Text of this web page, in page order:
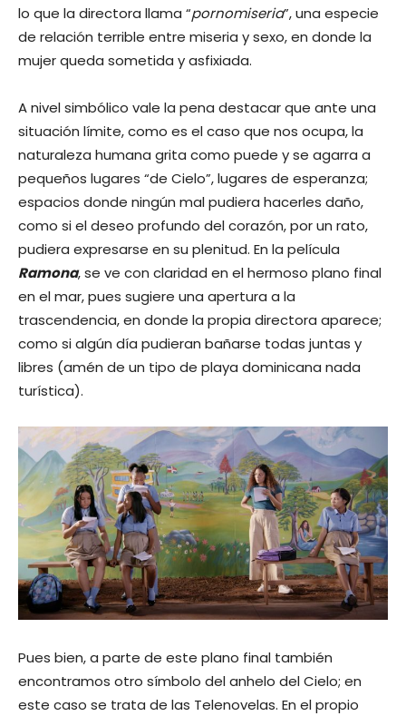
lo que la directora llama “pornomiseria”, una especie
de relación terrible entre miseria y sexo, en donde la
mujer queda sometida y asfixiada.
A nivel simbólico vale la pena destacar que ante una
situación límite, como es el caso que nos ocupa, la
naturaleza humana grita como puede y se agarra a
pequeños lugares “de Cielo”, lugares de esperanza;
espacios donde ningún mal pudiera hacerles daño,
como si el deseo profundo del corazón, por un rato,
pudiera expresarse en su plenitud. En la película
Ramona, se ve con claridad en el hermoso plano final
en el mar, pues sugiere una apertura a la
trascendencia, en donde la propia directora aparece;
como si algún día pudieran bañarse todas juntas y
libres (amén de un tipo de playa dominicana nada
turística).
Pues bien, a parte de este plano final también
encontramos otro símbolo del anhelo del Cielo; en
este caso se trata de las Telenovelas. En el propio